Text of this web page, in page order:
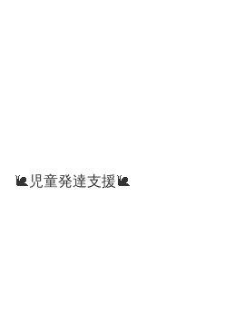
🐌児童発達支援🐌